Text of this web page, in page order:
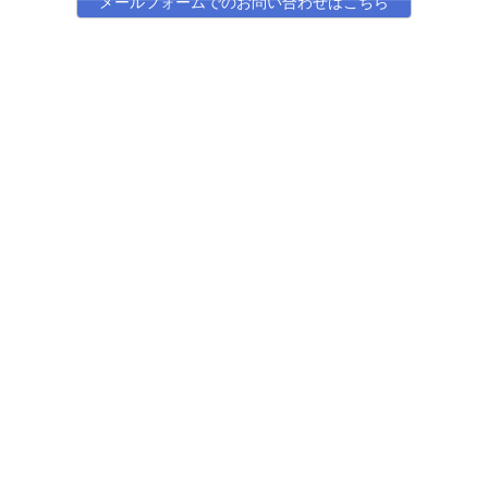
サポートしたい学生の方へ